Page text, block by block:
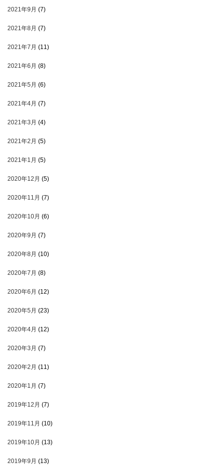
2021年9月 (7)
2021年8月 (7)
2021年7月 (11)
2021年6月 (8)
2021年5月 (6)
2021年4月 (7)
2021年3月 (4)
2021年2月 (5)
2021年1月 (5)
2020年12月 (5)
2020年11月 (7)
2020年10月 (6)
2020年9月 (7)
2020年8月 (10)
2020年7月 (8)
2020年6月 (12)
2020年5月 (23)
2020年4月 (12)
2020年3月 (7)
2020年2月 (11)
2020年1月 (7)
2019年12月 (7)
2019年11月 (10)
2019年10月 (13)
2019年9月 (13)